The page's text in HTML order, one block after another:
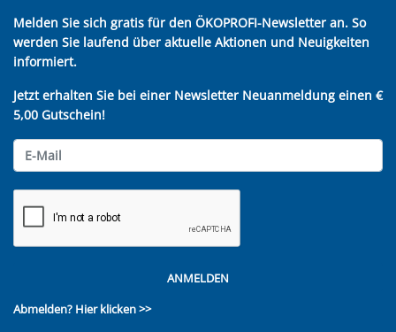
Melden Sie sich gratis für den ÖKOPROFI-Newsletter an. So
werden Sie laufend über aktuelle Aktionen und Neuigkeiten
informiert.
Jetzt erhalten Sie bei einer Newsletter Neuanmeldung einen €
5,00 Gutschein!
ANMELDEN
Abmelden? Hier klicken >>